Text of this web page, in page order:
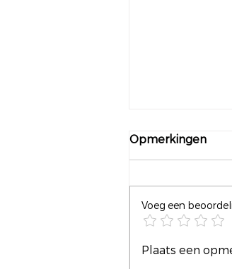
Opmerkingen
Voeg een
Plaats een